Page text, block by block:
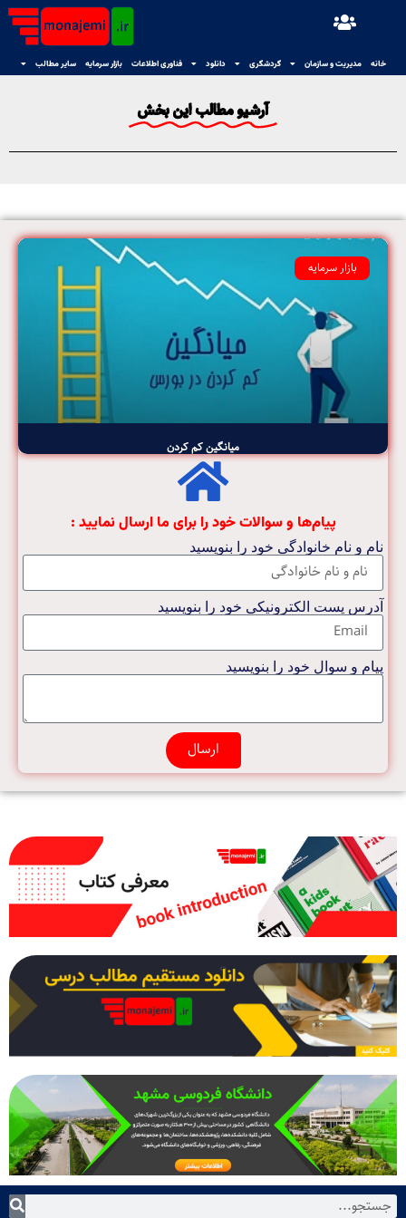
خانه مدیریت و سازمان گردشگری دانلود فناوری اطلاعات بازار سرمایه سایر مطالب
آرشیو مطالب این بخش
بازار سرمایه
میانگین کم کردن
پیام‌ها و سوالات خود را برای ما ارسال نمایید :
نام و نام خانوادگی خود را بنویسید
آدرس پست الکترونیکی خود را بنویسید
پیام و سوال خود را بنویسید
ارسال